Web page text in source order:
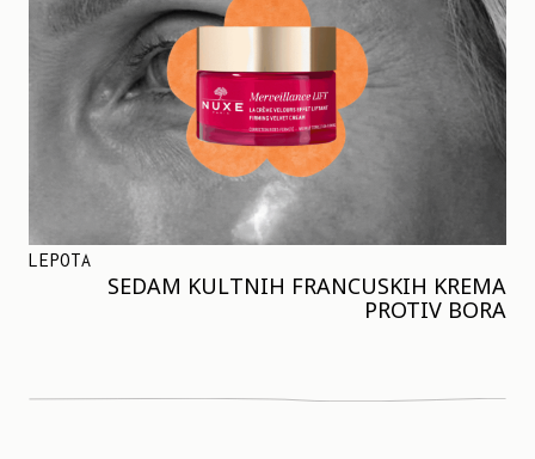
LEPOTA
SEDAM KULTNIH FRANCUSKIH KREMA
PROTIV BORA